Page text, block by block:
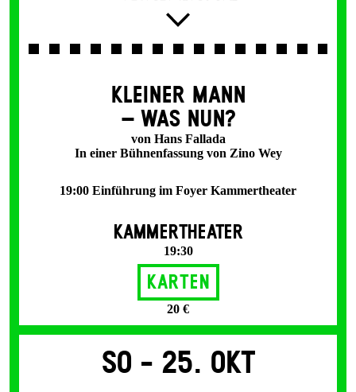
KLEINER MANN
– WAS NUN?
von Hans Fallada
In einer Bühnenfassung von Zino Wey
19:00 Einführung im Foyer Kammertheater
KAMMERTHEATER
19:30
Karten
20 €
So - 25. Okt